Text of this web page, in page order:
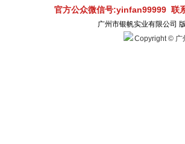
官方公众微信号:yinfan99999 联
广州市银帆实业有限公司
Copyright © 广